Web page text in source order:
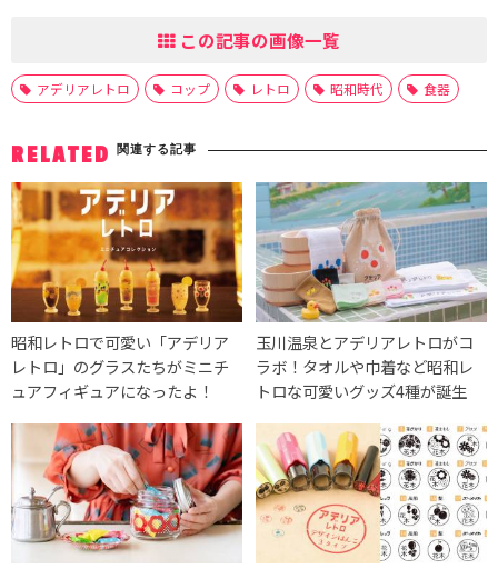
この記事の画像一覧
アデリアレトロ コップ レトロ 昭和時代 食器
RELATED 関連する記事
昭和レトロで可愛い「アデリア
レトロ」のグラスたちがミニチ
ュアフィギュアになったよ！
⽟川温泉とアデリアレトロがコ
ラボ！タオルや巾着など昭和レ
トロな可愛いグッズ4種が誕生